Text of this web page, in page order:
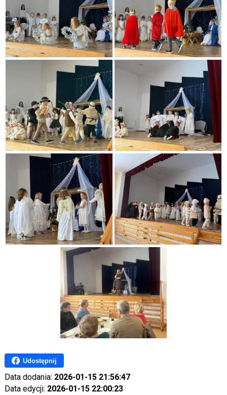
Udostępnij
Data dodania: 2026-01-15 21:56:47
Data edycji: 2026-01-15 22:00:23